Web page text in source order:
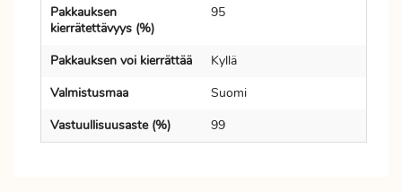
Pakkauksen
kierrätettävyys (%)
95
Pakkauksen voi kierrättää
Kyllä
Valmistusmaa
Suomi
Vastuullisuusaste (%)
99